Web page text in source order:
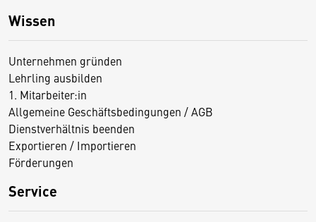
Wissen
Unternehmen gründen
Lehrling ausbilden
1. Mitarbeiter:in
Allgemeine Geschäftsbedingungen / AGB
Dienstverhältnis beenden
Exportieren / Importieren
Förderungen
Service